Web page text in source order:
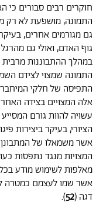
חוקרים רבים סבורים כי
התמונה, מושפעת לא רק
גם מגורמים אחרים,
גוף האדם, ואולי גם
במהלך ההתבוננות
התמונה שמצוי לצידם
התפיסה של חלקי המיחבר
אלה המצויים בצידה
עשויה להוות גורם
הציורי, בעיקר ביצירות
אשר משמאלו של
המצויות מנגד נתפסות
מאלפות לשימוש מודע
אשר שמו לעצמם כמטרה
דגה (52
).